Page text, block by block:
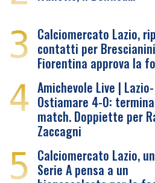
3 Calciomercato Lazio,
contatti per
Fiorentina approva la
4 Amichevole Live | Lazio-
Ostiamare 4-0:
match. Doppiette per
Zaccagni
5 Calciomercato Lazio,
Serie A pensa a un